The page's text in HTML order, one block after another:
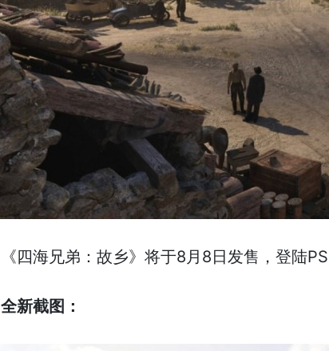
《四海兄弟：故乡》将于8月8日发售，登陆
全新截图：